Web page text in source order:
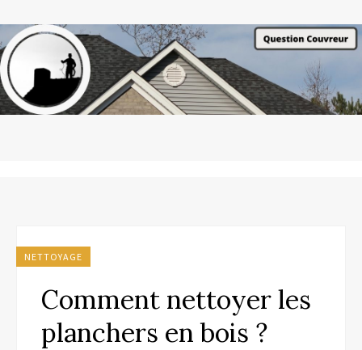
NETTOYAGE
Comment nettoyer les
planchers en bois ?